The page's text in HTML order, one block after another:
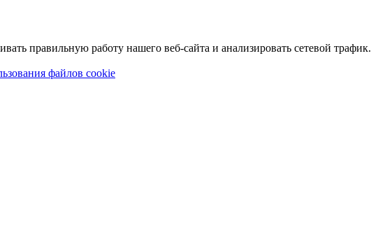
правильную работу нашего веб-сайта и анализировать сетевой трафик.
файлов cookie